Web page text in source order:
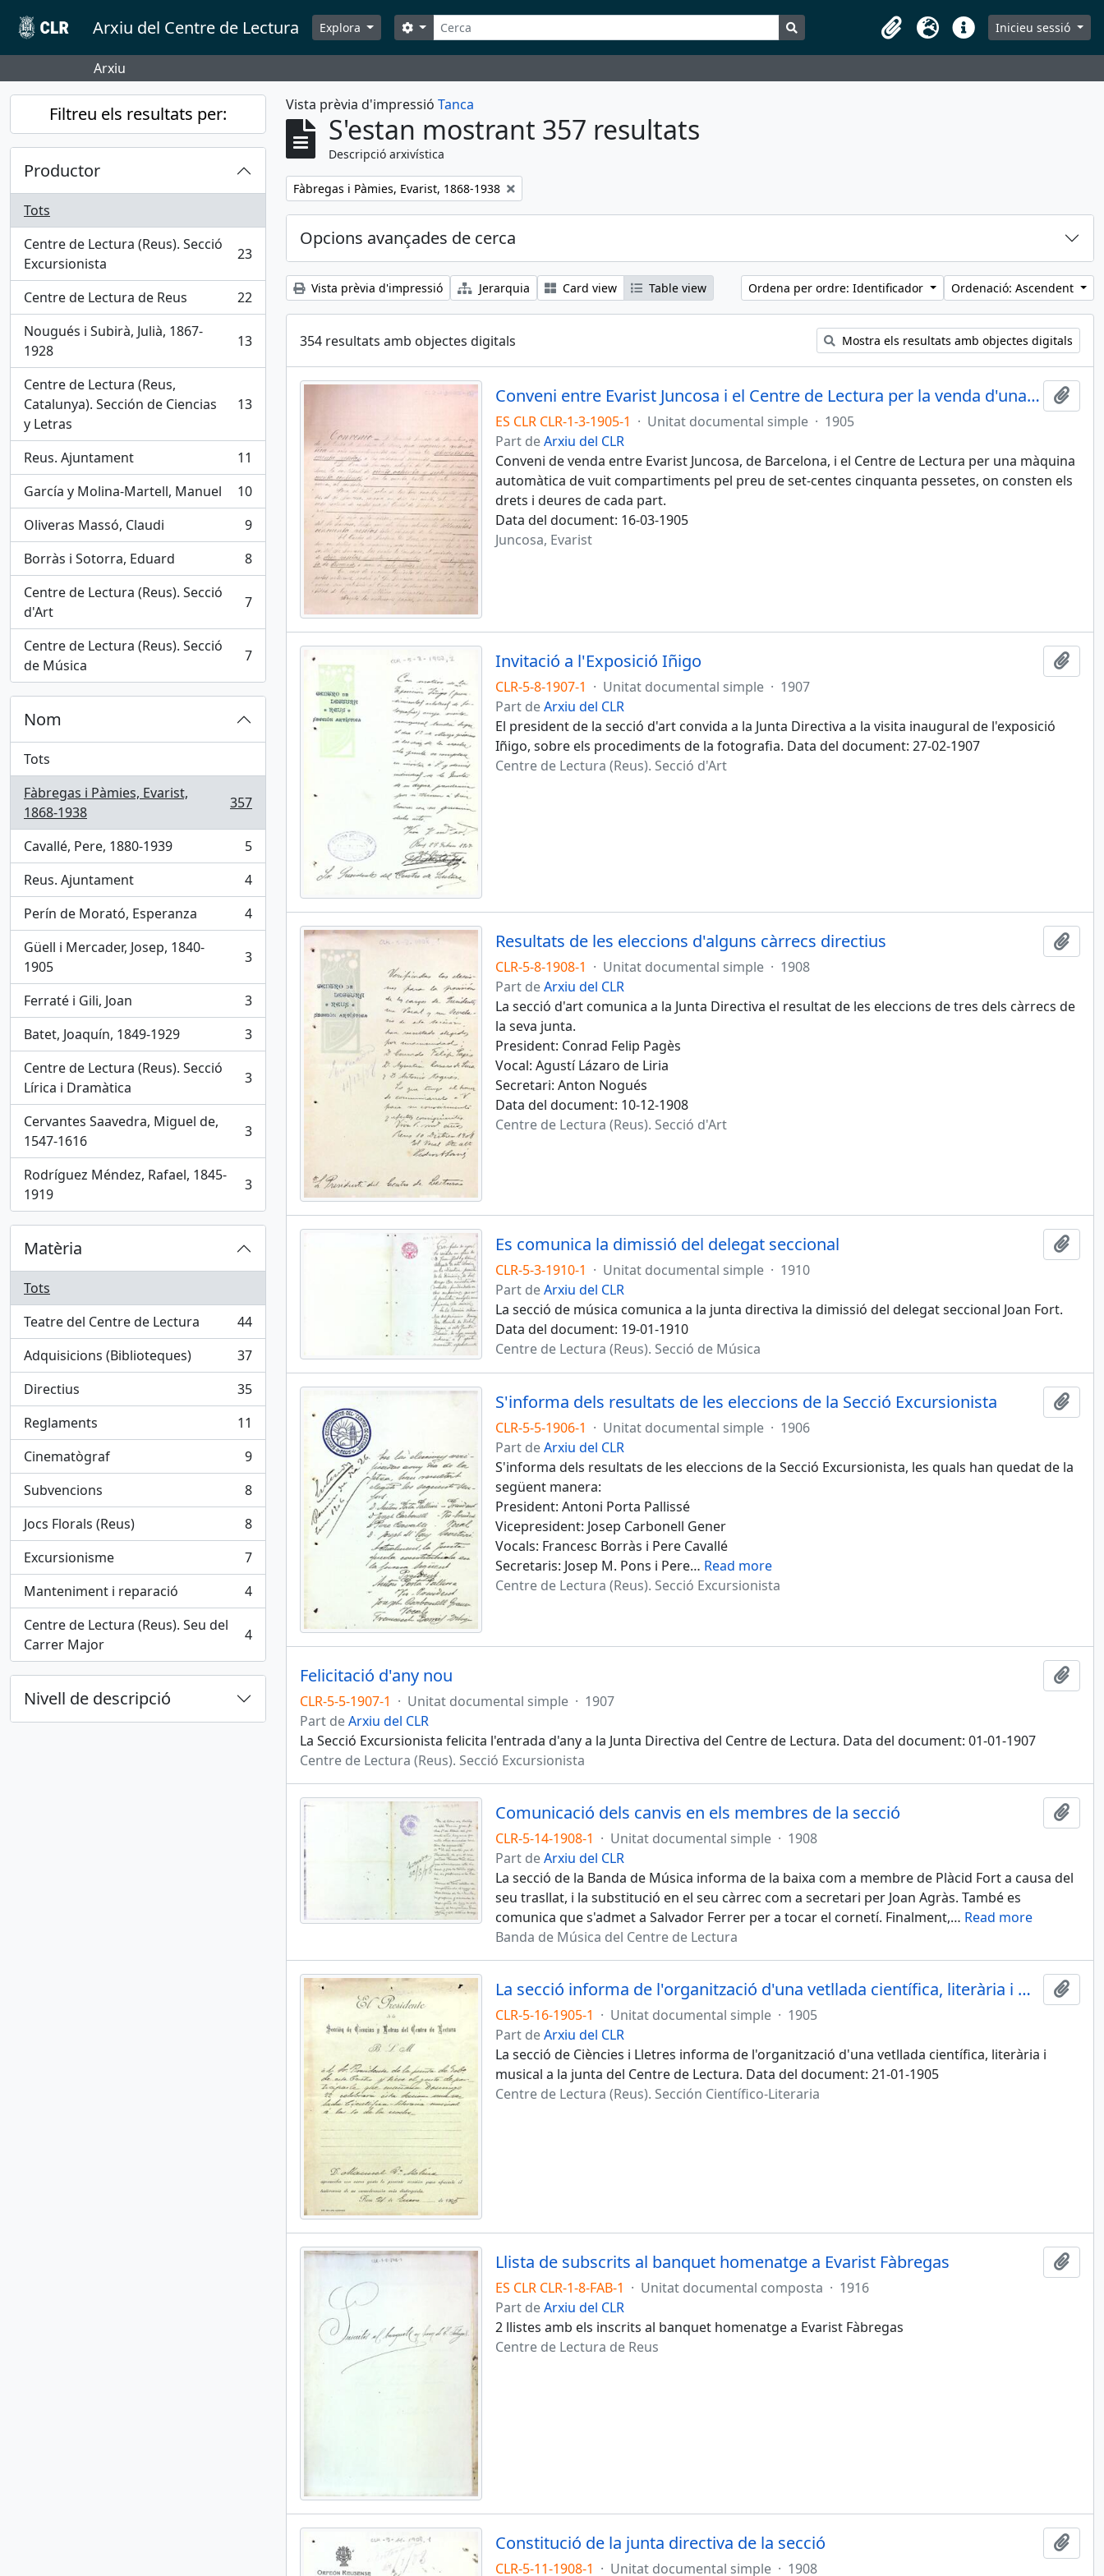
Skip to main content
Arxiu del Centre de Lectura Explora Cerca
Search options Search in browse page
Portaretalls
IdiomaDreceresInicieu sessió
Arxiu
Filtreu els resultats per:
Productor
Tots
Centre de Lectura (Reus). Secció
Excursionista
, 23 results 23
Centre de Lectura de Reus
, 22 results
22
Nougués i Subirà, Julià, 1867-
1928
, 13 results 13
Centre de Lectura (Reus,
Catalunya). Sección de Ciencias
y Letras
, 13 results 13
Reus. Ajuntament
, 11 results
11
García y Molina-Martell, Manuel
, 10 results
10
Oliveras Massó, Claudi
, 9 results
9
Borràs i Sotorra, Eduard
, 8 results
8
Centre de Lectura (Reus). Secció
d'Art
, 7 results 7
Centre de Lectura (Reus). Secció
de Música
, 7 results 7
Nom
Tots
Fàbregas i Pàmies, Evarist,
1868-1938
, 357 results 357
Cavallé, Pere, 1880-1939
, 5 results
5
Reus. Ajuntament
, 4 results
4
Perín de Morató, Esperanza
, 4 results
4
Güell i Mercader, Josep, 1840-
1905
, 3 results 3
Ferraté i Gili, Joan
, 3 results
3
Batet, Joaquín, 1849-1929
, 3 results
3
Centre de Lectura (Reus). Secció
Lírica i Dramàtica
, 3 results 3
Cervantes Saavedra, Miguel de,
1547-1616
, 3 results 3
Rodríguez Méndez, Rafael, 1845-
1919
, 3 results 3
Matèria
Tots
Teatre del Centre de Lectura
, 44 results
44
Adquisicions (Biblioteques)
, 37 results
37
Directius
, 35 results
35
Reglaments
, 11 results
11
Cinematògraf
, 9 results
9
Subvencions
, 8 results
8
Jocs Florals (Reus)
, 8 results
8
Excursionisme
, 7 results
7
Manteniment i reparació
, 4 results
4
Centre de Lectura (Reus). Seu del
Carrer Major
, 4 results 4
Nivell de descripció
Vista prèvia d'impressió Tanca
S'estan mostrant 357 resultats
Descripció arxivística
Remove filter:
Fàbregas i Pàmies, Evarist, 1868-1938
Opcions avançades de cerca
Vista prèvia d'impressió Jerarquia Card view Table view Ordena per ordre: Identificador Ordenació: Ascendent
354 resultats amb objectes digitals Mostra els resultats amb objectes digitals
Conveni entre Evarist Juncosa i el Centre de Lectura per la venda d'una màquina automàtica
ES CLR CLR-1-3-1905-1 · Unitat documental simple · 1905
Part deArxiu del CLR
Conveni de venda entre Evarist Juncosa, de Barcelona, i el Centre de Lectura per una màquina
automàtica de vuit compartiments pel preu de set-centes cinquanta pessetes, on consten els
drets i deures de cada part.
Data del document: 16-03-1905
Juncosa, Evarist
Invitació a l'Exposició Iñigo
CLR-5-8-1907-1 · Unitat documental simple · 1907
Part deArxiu del CLR
El president de la secció d'art convida a la Junta Directiva a la visita inaugural de l'exposició
Iñigo, sobre els procediments de la fotografia. Data del document: 27-02-1907
Centre de Lectura (Reus). Secció d'Art
Resultats de les eleccions d'alguns càrrecs directius
CLR-5-8-1908-1 · Unitat documental simple · 1908
Part deArxiu del CLR
La secció d'art comunica a la Junta Directiva el resultat de les eleccions de tres dels càrrecs de
la seva junta.
President: Conrad Felip Pagès
Vocal: Agustí Lázaro de Liria
Secretari: Anton Nogués
Data del document: 10-12-1908
Centre de Lectura (Reus). Secció d'Art
Es comunica la dimissió del delegat seccional
CLR-5-3-1910-1 · Unitat documental simple · 1910
Part deArxiu del CLR
La secció de música comunica a la junta directiva la dimissió del delegat seccional Joan Fort.
Data del document: 19-01-1910
Centre de Lectura (Reus). Secció de Música
S'informa dels resultats de les eleccions de la Secció Excursionista
CLR-5-5-1906-1 · Unitat documental simple · 1906
Part deArxiu del CLR
S'informa dels resultats de les eleccions de la Secció Excursionista, les quals han quedat de la
següent manera:
President: Antoni Porta Pallissé
Vicepresident: Josep Carbonell Gener
Vocals: Francesc Borràs i Pere Cavallé
Secretaris: Josep M. Pons i Pere… Read more
Centre de Lectura (Reus). Secció Excursionista
Felicitació d'any nou
CLR-5-5-1907-1 · Unitat documental simple · 1907
Part deArxiu del CLR
La Secció Excursionista felicita l'entrada d'any a la Junta Directiva del Centre de Lectura. Data del document: 01-01-1907
Centre de Lectura (Reus). Secció Excursionista
Comunicació dels canvis en els membres de la secció
CLR-5-14-1908-1 · Unitat documental simple · 1908
Part deArxiu del CLR
La secció de la Banda de Música informa de la baixa com a membre de Plàcid Fort a causa del
seu trasllat, i la substitució en el seu càrrec com a secretari per Joan Agràs. També es
comunica que s'admet a Salvador Ferrer per a tocar el cornetí. Finalment,… Read more
Banda de Música del Centre de Lectura
La secció informa de l'organització d'una vetllada científica, literària i musical
CLR-5-16-1905-1 · Unitat documental simple · 1905
Part deArxiu del CLR
La secció de Ciències i Lletres informa de l'organització d'una vetllada científica, literària i
musical a la junta del Centre de Lectura. Data del document: 21-01-1905
Centre de Lectura (Reus). Sección Científico-Literaria
Llista de subscrits al banquet homenatge a Evarist Fàbregas
ES CLR CLR-1-8-FAB-1 · Unitat documental composta · 1916
Part deArxiu del CLR
2 llistes amb els inscrits al banquet homenatge a Evarist Fàbregas
Centre de Lectura de Reus
Constitució de la junta directiva de la secció
CLR-5-11-1908-1 · Unitat documental simple · 1908